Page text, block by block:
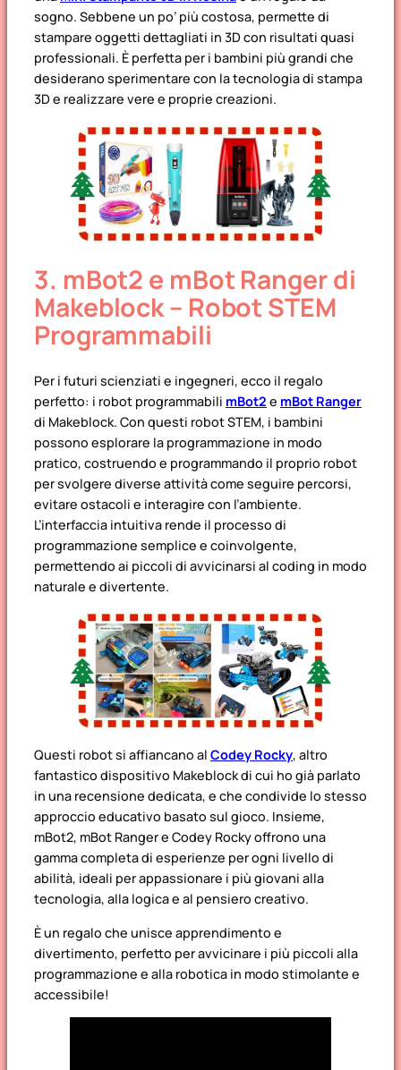
sogno. Sebbene un po’ più costosa, permette di
stampare oggetti dettagliati in 3D con risultati quasi
professionali. È perfetta per i bambini più grandi che
desiderano sperimentare con la tecnologia di stampa
3D e realizzare vere e proprie creazioni.
3. mBot2 e mBot Ranger di
Makeblock – Robot STEM
Programmabili
Per i futuri scienziati e ingegneri, ecco il regalo
perfetto: i robot programmabili mBot2 e mBot Ranger
di Makeblock. Con questi robot STEM, i bambini
possono esplorare la programmazione in modo
pratico, costruendo e programmando il proprio robot
per svolgere diverse attività come seguire percorsi,
evitare ostacoli e interagire con l’ambiente.
L’interfaccia intuitiva rende il processo di
programmazione semplice e coinvolgente,
permettendo ai piccoli di avvicinarsi al coding in modo
naturale e divertente.
Questi robot si affiancano al Codey Rocky, altro
fantastico dispositivo Makeblock di cui ho già parlato
in una recensione dedicata, e che condivide lo stesso
approccio educativo basato sul gioco. Insieme,
mBot2, mBot Ranger e Codey Rocky offrono una
gamma completa di esperienze per ogni livello di
abilità, ideali per appassionare i più giovani alla
tecnologia, alla logica e al pensiero creativo.
È un regalo che unisce apprendimento e
divertimento, perfetto per avvicinare i più piccoli alla
programmazione e alla robotica in modo stimolante e
accessibile!